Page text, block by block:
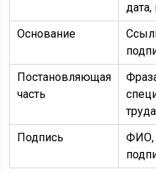
Основание
Постановляющая
часть
Подпись
ФИО,